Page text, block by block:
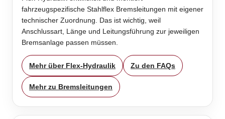
fahrzeugspezifische Stahlflex Bremsleitungen mit eigener
technischer Zuordnung. Das ist wichtig, weil
Anschlussart, Länge und Leitungsführung zur jeweiligen
Bremsanlage passen müssen.
Mehr über Flex-Hydraulik Zu den FAQs
Mehr zu Bremsleitungen